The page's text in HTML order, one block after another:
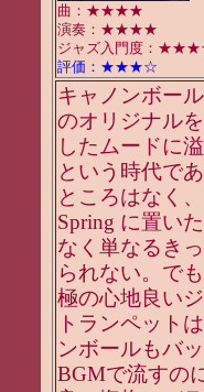
曲：★★★★
演奏：★★★★
ジャズ入門度：
評価：★★★☆
キャノンボー
のオリジナル
したムードに
という時代で
ところはなく
Spring に置い
なく単なるき
られない。で
極の心地良い
トランペット
ンボールもバ
BGMで流すの